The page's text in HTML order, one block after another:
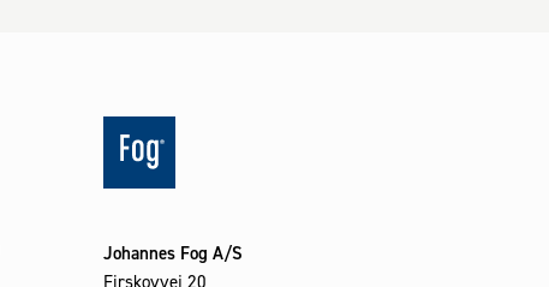
Johannes Fog A/S
Firskovvej 20